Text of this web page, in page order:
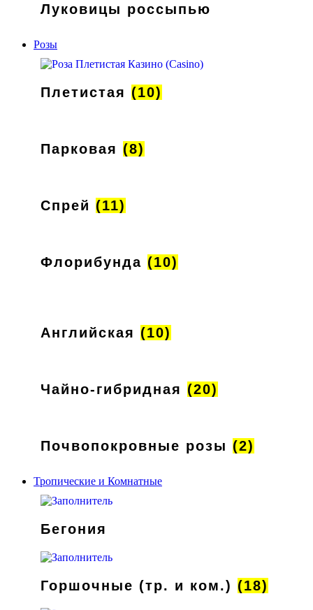
Луковицы россыпью
Розы
Плетистая (10)
Парковая (8)
Спрей (11)
Флорибунда (10)
Английская (10)
Чайно-гибридная (20)
Почвопокровные розы (2)
Тропические и Комнатные
Бегония
Горшочные (тр. и ком.) (18)